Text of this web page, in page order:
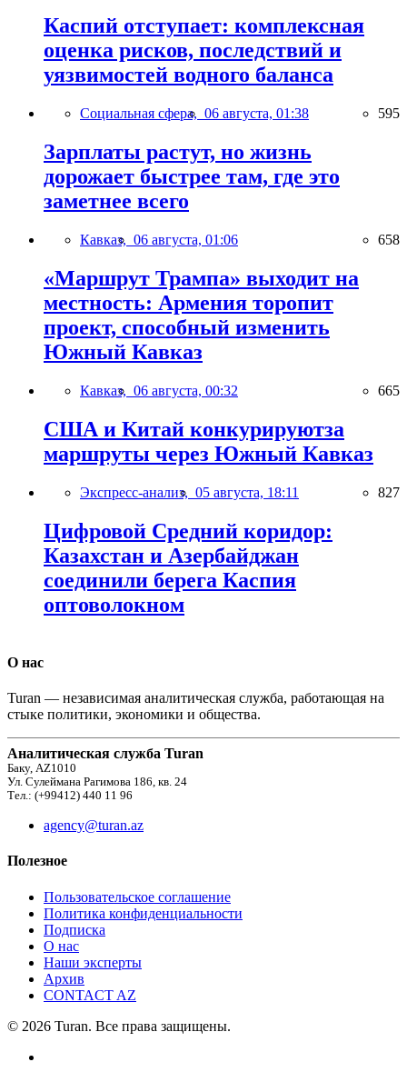
Каспий отступает: комплексная
оценка рисков, последствий и
уязвимостей водного баланса
Социальная сфера, 06 августа, 01:38 595
Зарплаты растут, но жизнь
дорожает быстрее там, где это
заметнее всего
Кавказ, 06 августа, 01:06 658
«Маршрут Трампа» выходит на
местность: Армения торопит
проект, способный изменить
Южный Кавказ
Кавказ, 06 августа, 00:32 665
США и Китай конкурируютза
маршруты через Южный Кавказ
Экспресс-анализ, 05 августа, 18:11 827
Цифровой Средний коридор:
Казахстан и Азербайджан
соединили берега Каспия
оптоволокном
О нас
Turan — независимая аналитическая служба, работающая на
стыке политики, экономики и общества.
Аналитическая служба Turan
Баку, AZ1010
Ул. Сулеймана Рагимова 186, кв. 24
Тел.: (+99412) 440 11 96
agency@turan.az
Полезное
Пользовательское соглашение
Политика конфиденциальности
Подписка
О нас
Наши эксперты
Архив
CONTACT AZ
© 2026 Turan. Все права защищены.